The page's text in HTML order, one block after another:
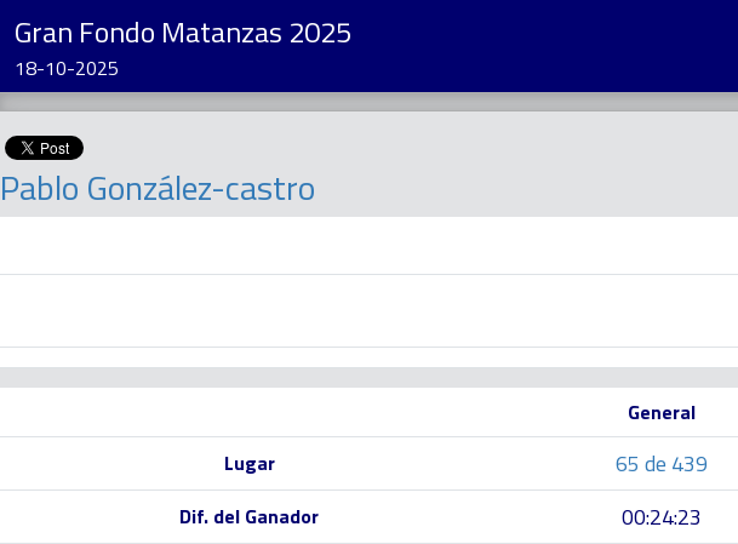
Gran Fondo Matanzas 2025
18-10-2025
Pablo González-castro
General
Lugar
65 de 439
Dif. del Ganador 00:24:23